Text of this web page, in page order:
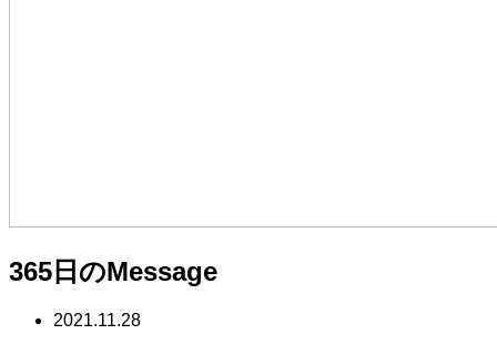
365日のMessage
2021.11.28